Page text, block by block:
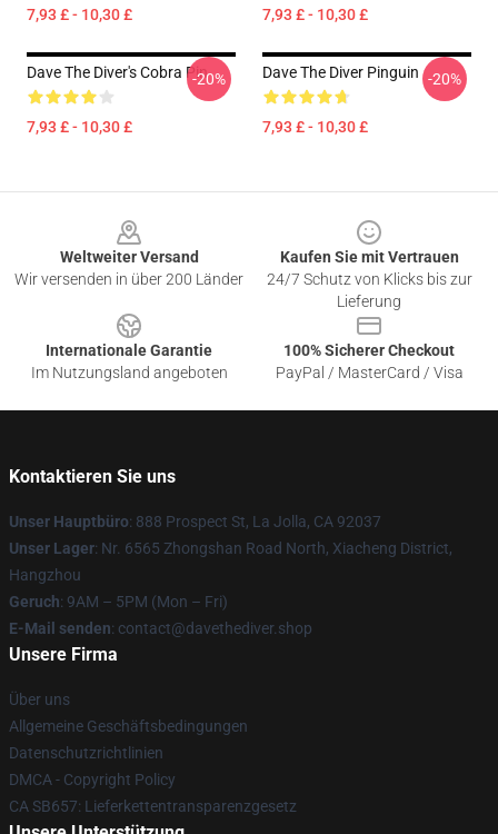
7,93 £ - 10,30 £ 7,93 £ - 10,30 £
Dave The Diver's Cobra Pin
7,93 £ - 10,30 £
-20% Dave The Diver Pinguin
7,93 £ - 10,30 £
-20%
Weltweiter Versand
Wir versenden in über 200 Länder
Kaufen Sie mit Vertrauen
24/7 Schutz von Klicks bis zur
Lieferung
Internationale Garantie
Im Nutzungsland angeboten
100% Sicherer Checkout
PayPal / MasterCard / Visa
Kontaktieren Sie uns
Unser Hauptbüro: 888 Prospect St, La Jolla, CA 92037
Unser Lager: Nr. 6565 Zhongshan Road North, Xiacheng District,
Hangzhou
Geruch: 9AM – 5PM (Mon – Fri)
E-Mail senden: contact@davethediver.shop
Unsere Firma
Über uns
Allgemeine Geschäftsbedingungen
Datenschutzrichtlinien
DMCA - Copyright Policy
CA SB657: Lieferkettentransparenzgesetz